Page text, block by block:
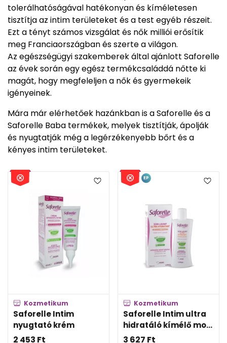
tolerálhatóságával hatékonyan és kíméletesen
tisztítja az intim területeket és a test egyéb részeit.
Ezt a tényt számos vizsgálat és nők milliói erősítik
meg Franciaországban és szerte a világon.
Az egészségügyi szakemberek által ajánlott Saforelle
az évek során egy egész termékcsaláddá nőtte ki
magát, hogy megfeleljen a nők és gyermekeik
igényeinek.
Mára már elérhetőek hazánkban is a Saforelle és a
Saforelle Baba termékek, melyek tisztítják, ápolják
és nyugtatják még a legérzékenyebb bőrt és a
kényes intim területeket.
Kozmetikum
Saforelle Intim
nyugtató krém
2 453 Ft
Kozmetikum
Saforelle Intim ultra
hidratáló kímélő mo...
3 627 Ft
EP